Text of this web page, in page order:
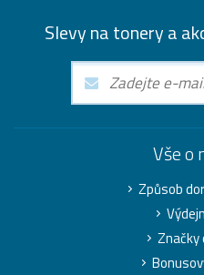
Slevy na tonery a
Vše o
Způsob
Značky